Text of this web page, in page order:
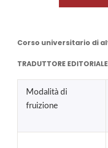
Corso universitario di
TRADUTTORE EDITORIALE
Modalità di
fruizione